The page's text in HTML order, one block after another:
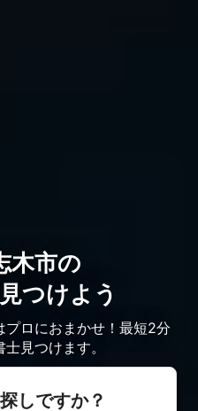
木市の
つけよう
ロにおまかせ！最短2分
見つけます。
しですか？